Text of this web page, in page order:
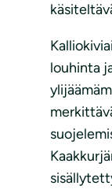
louhinta